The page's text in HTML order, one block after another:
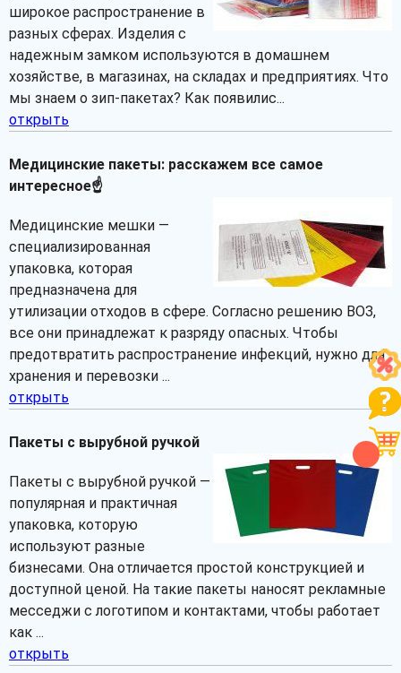
широкое распространение в
разных сферах. Изделия с
надежным замком используются в домашнем
хозяйстве, в магазинах, на складах и предприятиях. Что
мы знаем о зип-пакетах? Как появилис...
открыть
Медицинские пакеты: расскажем все самое
интересное☝
Медицинские мешки —
специализированная
упаковка, которая
предназначена для
утилизации отходов в сфере. Согласно решению ВОЗ,
все они принадлежат к разряду опасных. Чтобы
предотвратить распространение инфекций, нужно для
хранения и перевозки ...
открыть
Пакеты с вырубной ручкой
Пакеты с вырубной ручкой —
популярная и практичная
упаковка, которую
используют разные
бизнесами. Она отличается простой конструкцией и
доступной ценой. На такие пакеты наносят рекламные
месседжи с логотипом и контактами, чтобы работает
как ...
открыть